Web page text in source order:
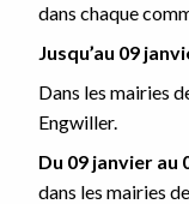
dans chaque
Jusqu’au 09
Dans les mairies
Engwiller.
Du 09 janvier au
dans les mairies